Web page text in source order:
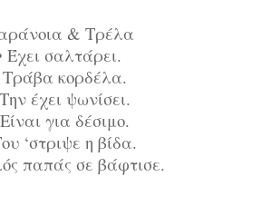
& Τρέλα
Έχει σαλτάρει.
Τράβα κορδέλα.
Την έχει ψωνίσει.
Είναι για δέσιμο.
‘στριψε η βίδα.
παπάς σε βάφτισε.